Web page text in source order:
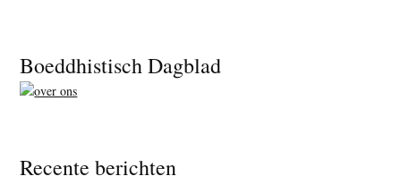
Footer
Boeddhistisch Dagblad
Recente berichten